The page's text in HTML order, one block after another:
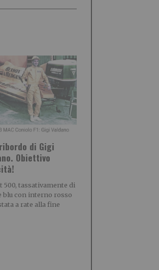
di Gigi
Obiettivo
500, tassativamente di
blu con interno rosso
a rate alla fine